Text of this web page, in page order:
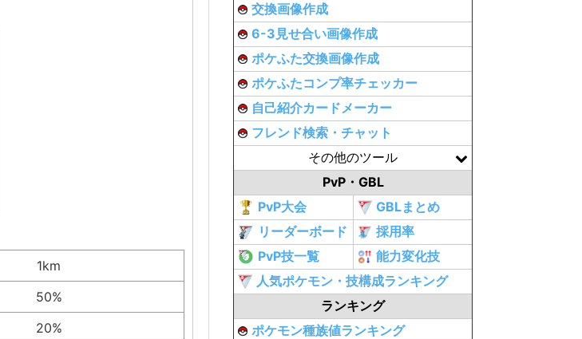
1km
50%
20%
交換画像作成
6-3見せ合い画像作成
ポケふた交換画像作成
ポケふたコンプ率チェッカー
自己紹介カードメーカー
フレンド検索・チャット
その他のツール
PvP・GBL
PvP大会
GBLまとめ
リーダーボード
採用率
PvP技一覧
能力変化技
人気ポケモン・技構成ランキング
ランキング
ポケモン種族値ランキング